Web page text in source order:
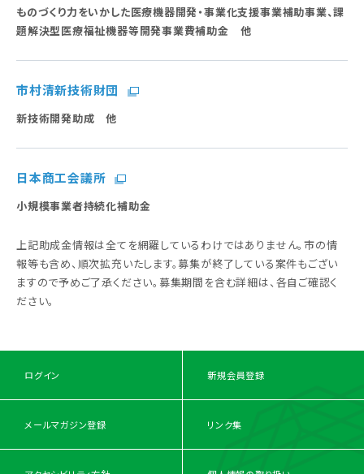
ものづくり力をいかした医療機器開発・事業化支援事業補助事業、課
題解決型医療福祉機器等開発事業費補助金 他
市村清新技術財団
新技術開発助成 他
日本商工会議所
小規模事業者持続化補助金
上記助成金情報は全てを網羅しているわけではありません。市の情
報等も含め、順次拡充いたします。 募集が終了している案件もござい
ますので予めご了承ください。募集期間を含む詳細は、各自ご確認く
ださい。
ログイン 新規会員登録
メールマガジン登録 リンク集